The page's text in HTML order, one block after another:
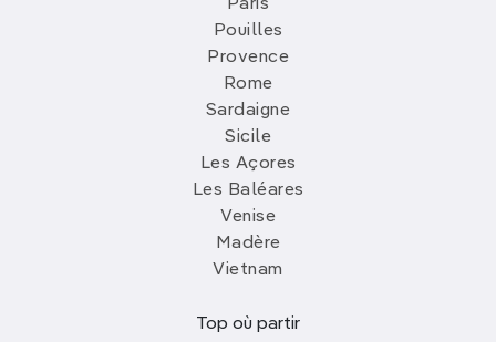
Paris
Pouilles
Provence
Rome
Sardaigne
Sicile
Les Açores
Les Baléares
Venise
Madère
Vietnam
Top où partir